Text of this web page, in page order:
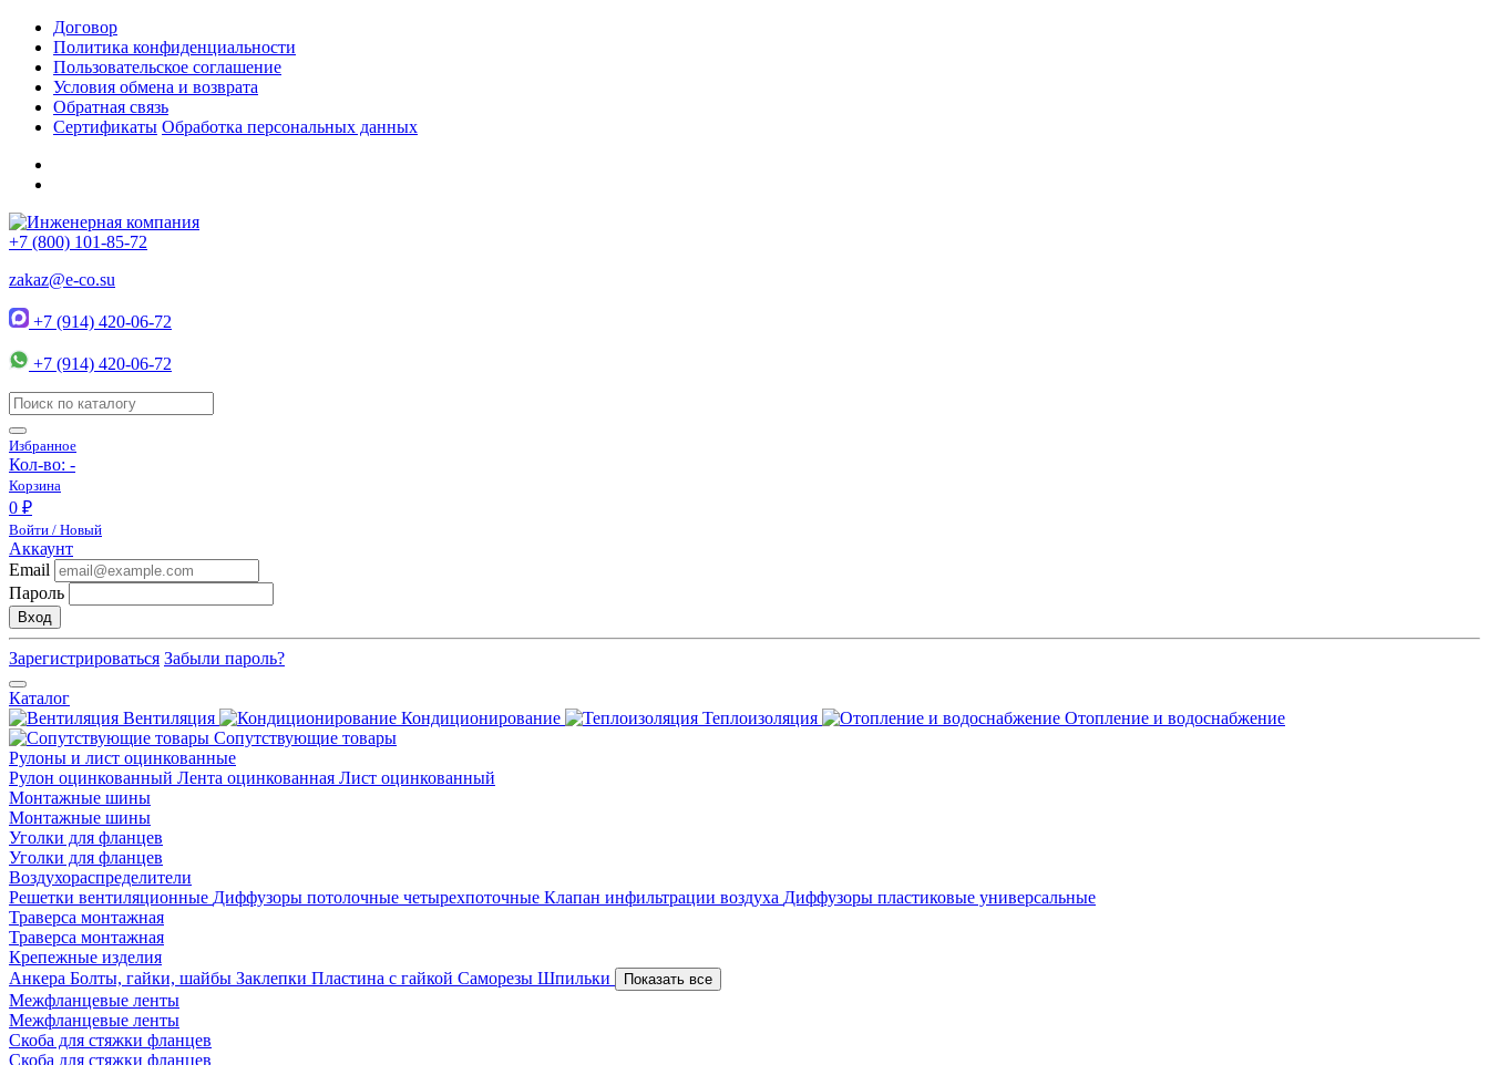
Договор
Политика конфиденциальности
Пользовательское соглашение
Условия обмена и возврата
Обратная связь
Сертификаты Обработка персональных данных
+7 (800) 101-85-72
zakaz@e-co.su
+7 (914) 420-06-72
+7 (914) 420-06-72
Избранное
Кол-во: -
Корзина
0 ₽
Войти / Новый
Аккаунт
Email
Пароль
Вход
Зарегистрироваться Забыли пароль?
Каталог
Вентиляция
Кондиционирование Теплоизоляция
Отопление и водоснабжение
Сопутствующие товары
Рулоны и лист оцинкованные
Рулон оцинкованный Лента оцинкованная Лист оцинкованный
Монтажные шины
Монтажные шины
Уголки для фланцев
Уголки для фланцев
Воздухораспределители
Решетки вентиляционные Диффузоры потолочные четырехпоточные Клапан инфильтрации воздуха Диффузоры пластиковые универсальные
Траверса монтажная
Траверса монтажная
Крепежные изделия
Анкера Болты, гайки, шайбы Заклепки Пластина с гайкой Саморезы Шпильки Показать все
Межфланцевые ленты
Межфланцевые ленты
Скоба для стяжки фланцев
Скоба для стяжки фланцев